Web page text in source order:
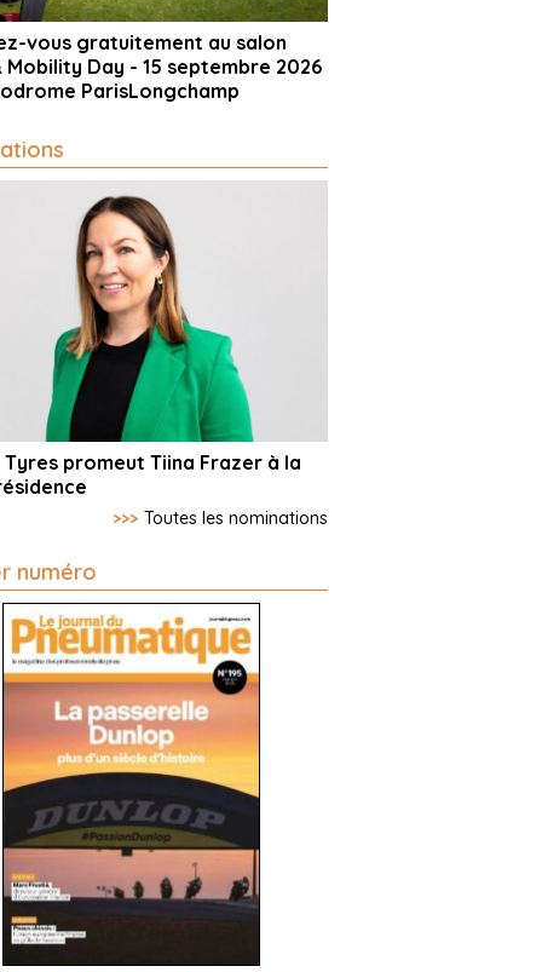
vous gratuitement au salon
Mobility Day - 15 septembre 2026
ParisLongchamp
Tyres promeut Tiina Frazer à la
>>> Toutes les nominations
numéro